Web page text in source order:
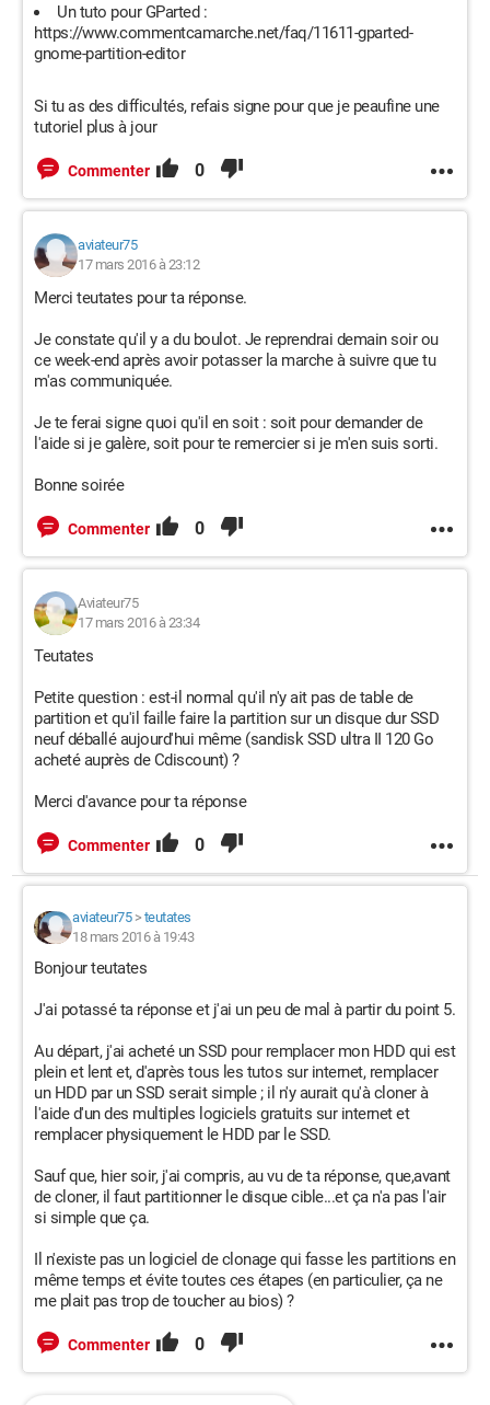
Un tuto pour GParted :
https://www.commentcamarche.net/faq/11611-gparted-
gnome-partition-editor
Si tu as des difficultés, refais signe pour que je peaufine une
tutoriel plus à jour
Commenter 0
aviateur75
17 mars 2016 à 23:12
Merci teutates pour ta réponse.
Je constate qu'il y a du boulot. Je reprendrai demain soir ou
ce week-end après avoir potasser la marche à suivre que tu
m'as communiquée.
Je te ferai signe quoi qu'il en soit : soit pour demander de
l'aide si je galère, soit pour te remercier si je m'en suis sorti.
Bonne soirée
Commenter 0
Aviateur75
17 mars 2016 à 23:34
Teutates
Petite question : est-il normal qu'il n'y ait pas de table de
partition et qu'il faille faire la partition sur un disque dur SSD
neuf déballé aujourd'hui même (sandisk SSD ultra II 120 Go
acheté auprès de Cdiscount) ?
Merci d'avance pour ta réponse
Commenter 0
aviateur75> teutates
18 mars 2016 à 19:43
Bonjour teutates
J'ai potassé ta réponse et j'ai un peu de mal à partir du point 5.
Au départ, j'ai acheté un SSD pour remplacer mon HDD qui est
plein et lent et, d'après tous les tutos sur internet, remplacer
un HDD par un SSD serait simple ; il n'y aurait qu'à cloner à
l'aide d'un des multiples logiciels gratuits sur internet et
remplacer physiquement le HDD par le SSD.
Sauf que, hier soir, j'ai compris, au vu de ta réponse, que,avant
de cloner, il faut partitionner le disque cible...et ça n'a pas l'air
si simple que ça.
Il n'existe pas un logiciel de clonage qui fasse les partitions en
même temps et évite toutes ces étapes (en particulier, ça ne
me plait pas trop de toucher au bios) ?
Commenter 0